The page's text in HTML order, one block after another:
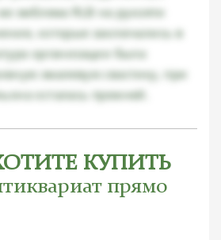
эмблема RLB на рукояти
которые заключались в
организации была
эмалевую свастику, при
осталась прежней.
КУПИТЬ
прямо